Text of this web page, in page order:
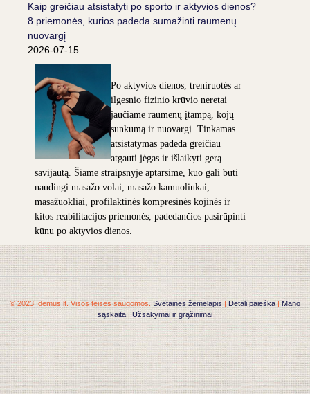
Kaip greičiau atsistatyti po sporto ir aktyvios dienos?
8 priemonės, kurios padeda sumažinti raumenų
nuovargį
2026-07-15
Po aktyvios dienos, treniruotės ar
ilgesnio fizinio krūvio neretai
jaučiame raumenų įtampą, kojų
sunkumą ir nuovargį. Tinkamas
atsistatymas padeda greičiau
atgauti jėgas ir išlaikyti gerą
savijautą. Šiame straipsnyje aptarsime, kuo gali būti
naudingi masažo volai, masažo kamuoliukai,
masažuokliai, profilaktinės kompresinės kojinės ir
kitos reabilitacijos priemonės, padedančios pasirūpinti
kūnu po aktyvios dienos.
© 2023 Idemus.lt. Visos teisės saugomos. Svetainės žemėlapis|Detali paieška |Mano
sąskaita|Užsakymai ir grąžinimai